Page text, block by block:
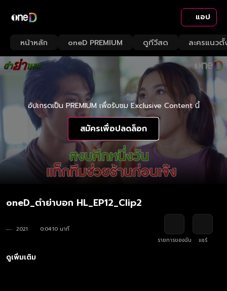
แอป
หน้าหลัก oneD PREMIUM ดูทีวีสด ละครแนวตั้
อัปเกรดเป็น PREMIUM เพื่อรับชม Exclusive Content นี้
สมัครเพื่อปลดล็อก
oneD_ตำย่าบอก HL_EP12_Clip2
2021
0:04:10 นาที
รายการของฉัน
แชร์
ดูเพิ่มเติม